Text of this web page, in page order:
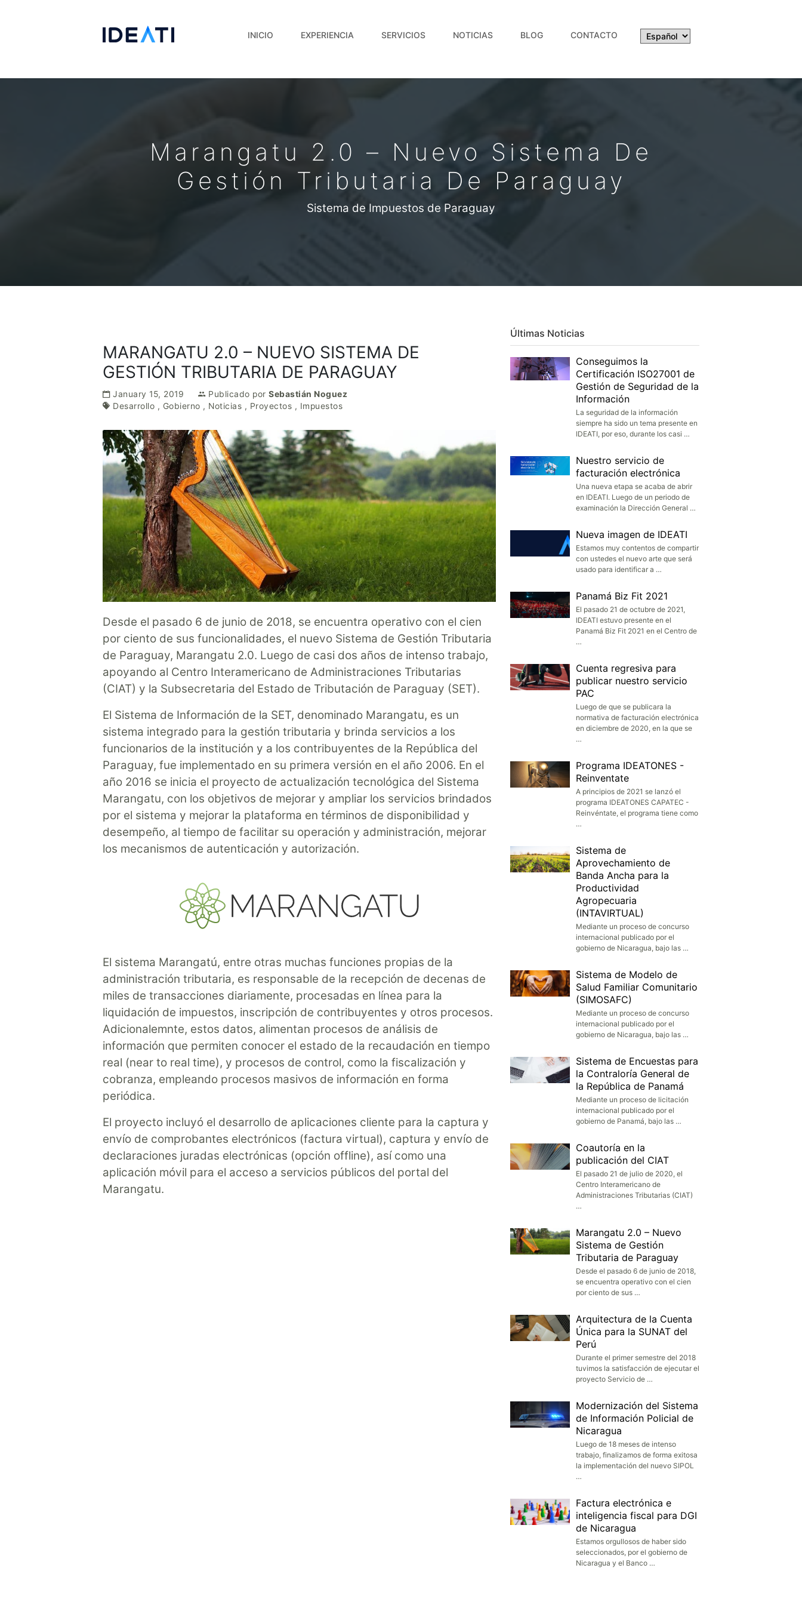
INICIO EXPERIENCIA SERVICIOS NOTICIAS BLOG CONTACTO
Marangatu 2.0 – Nuevo Sistema De
Gestión Tributaria De Paraguay
Sistema de Impuestos de Paraguay
MARANGATU 2.0 – NUEVO SISTEMA DE
GESTIÓN TRIBUTARIA DE PARAGUAY
January 15, 2019 Publicado por Sebastián Noguez
Desarrollo , Gobierno , Noticias , Proyectos , Impuestos
Desde el pasado 6 de junio de 2018, se encuentra operativo con el cien
por ciento de sus funcionalidades, el nuevo Sistema de Gestión Tributaria
de Paraguay, Marangatu 2.0. Luego de casi dos años de intenso trabajo,
apoyando al Centro Interamericano de Administraciones Tributarias
(CIAT) y la Subsecretaria del Estado de Tributación de Paraguay (SET).
El Sistema de Información de la SET, denominado Marangatu, es un
sistema integrado para la gestión tributaria y brinda servicios a los
funcionarios de la institución y a los contribuyentes de la República del
Paraguay, fue implementado en su primera versión en el año 2006. En el
año 2016 se inicia el proyecto de actualización tecnológica del Sistema
Marangatu, con los objetivos de mejorar y ampliar los servicios brindados
por el sistema y mejorar la plataforma en términos de disponibilidad y
desempeño, al tiempo de facilitar su operación y administración, mejorar
los mecanismos de autenticación y autorización.
El sistema Marangatú, entre otras muchas funciones propias de la
administración tributaria, es responsable de la recepción de decenas de
miles de transacciones diariamente, procesadas en línea para la
liquidación de impuestos, inscripción de contribuyentes y otros procesos.
Adicionalemnte, estos datos, alimentan procesos de análisis de
información que permiten conocer el estado de la recaudación en tiempo
real (near to real time), y procesos de control, como la fiscalización y
cobranza, empleando procesos masivos de información en forma
periódica.
El proyecto incluyó el desarrollo de aplicaciones cliente para la captura y
envío de comprobantes electrónicos (factura virtual), captura y envío de
declaraciones juradas electrónicas (opción offline), así como una
aplicación móvil para el acceso a servicios públicos del portal del
Marangatu.
Últimas Noticias
Conseguimos la
Certificación ISO27001 de
Gestión de Seguridad de la
Información
La seguridad de la información
siempre ha sido un tema presente en
IDEATI, por eso, durante los casi …
Nuestro servicio de
facturación electrónica
Una nueva etapa se acaba de abrir
en IDEATI. Luego de un periodo de
examinación la Dirección General …
Nueva imagen de IDEATI
Estamos muy contentos de compartir
con ustedes el nuevo arte que será
usado para identificar a …
Panamá Biz Fit 2021
El pasado 21 de octubre de 2021,
IDEATI estuvo presente en el
Panamá Biz Fit 2021 en el Centro de
…
Cuenta regresiva para
publicar nuestro servicio
PAC
Luego de que se publicara la
normativa de facturación electrónica
en diciembre de 2020, en la que se
…
Programa IDEATONES -
Reinventate
A principios de 2021 se lanzó el
programa IDEATONES CAPATEC -
Reinvéntate, el programa tiene como
…
Sistema de
Aprovechamiento de
Banda Ancha para la
Productividad
Agropecuaria
(INTAVIRTUAL)
Mediante un proceso de concurso
internacional publicado por el
gobierno de Nicaragua, bajo las …
Sistema de Modelo de
Salud Familiar Comunitario
(SIMOSAFC)
Mediante un proceso de concurso
internacional publicado por el
gobierno de Nicaragua, bajo las …
Sistema de Encuestas para
la Contraloría General de
la República de Panamá
Mediante un proceso de licitación
internacional publicado por el
gobierno de Panamá, bajo las …
Coautoría en la
publicación del CIAT
El pasado 21 de julio de 2020, el
Centro Interamericano de
Administraciones Tributarias (CIAT)
…
Marangatu 2.0 – Nuevo
Sistema de Gestión
Tributaria de Paraguay
Desde el pasado 6 de junio de 2018,
se encuentra operativo con el cien
por ciento de sus …
Arquitectura de la Cuenta
Única para la SUNAT del
Perú
Durante el primer semestre del 2018
tuvimos la satisfacción de ejecutar el
proyecto Servicio de …
Modernización del Sistema
de Información Policial de
Nicaragua
Luego de 18 meses de intenso
trabajo, finalizamos de forma exitosa
la implementación del nuevo SIPOL
…
Factura electrónica e
inteligencia fiscal para DGI
de Nicaragua
Estamos orgullosos de haber sido
seleccionados, por el gobierno de
Nicaragua y el Banco …